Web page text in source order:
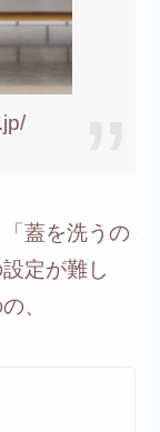
蓋を洗うの
定が難し
、